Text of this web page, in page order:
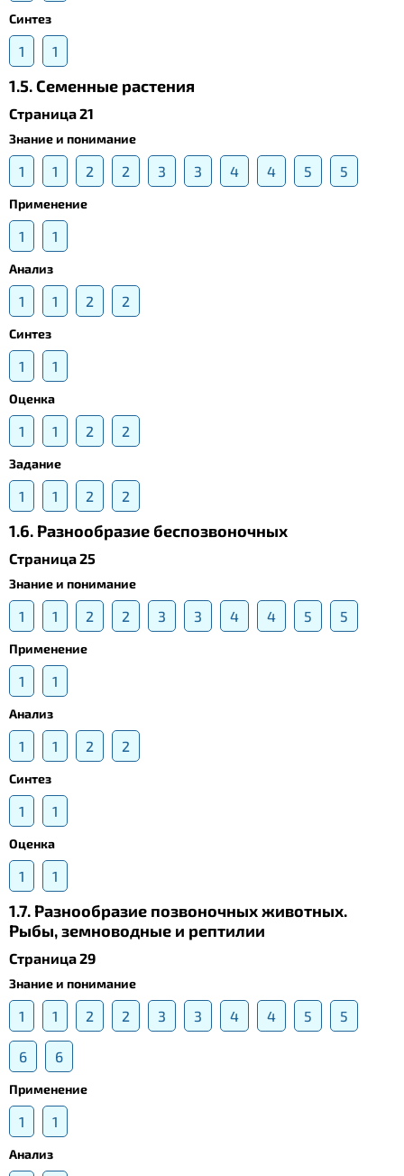
Синтез
1 1
1.5. Cеменные растения
Страница 21
Знание и понимание
1 1 2 2 3 3 4 4 5 5
Применение
1 1
Анализ
1 1 2 2
Синтез
1 1
Оценка
1 1 2 2
Задание
1 1 2 2
1.6. Разнообразие беспозвоночных
Страница 25
Знание и понимание
1 1 2 2 3 3 4 4 5 5
Применение
1 1
Анализ
1 1 2 2
Синтез
1 1
Оценка
1 1
1.7. Разнообразие позвоночных животных.
Рыбы, земноводные и рептилии
Страница 29
Знание и понимание
1 1 2 2 3 3 4 4 5 5
6 6
Применение
1 1
Анализ